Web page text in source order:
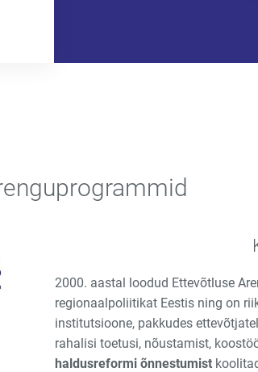
2000. aastal loodud Ettevõtluse
regionaalpoliitikat Eestis ning on
institutsioone, pakkudes
rahalisi toetusi, nõustamist,
haldusreformi õnnestumist